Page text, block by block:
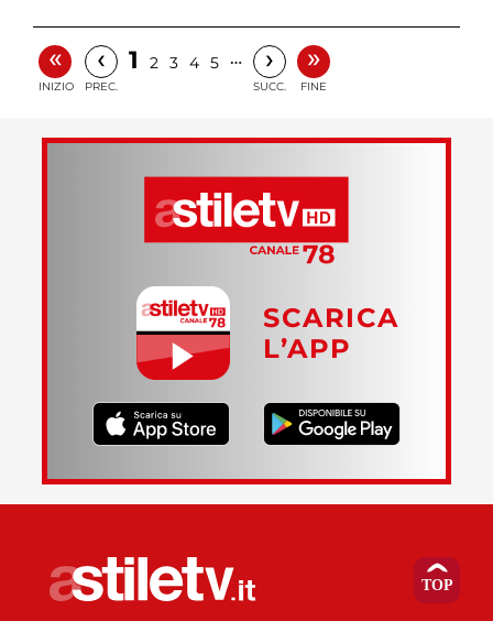
«
INIZIO
‹
PREC.
1 2 3 4 5 … ›
SUCC.
»
FINE
SCARICA
L’APP